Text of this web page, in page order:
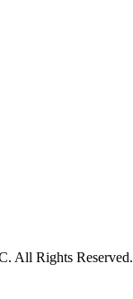
All Rights Reserved.